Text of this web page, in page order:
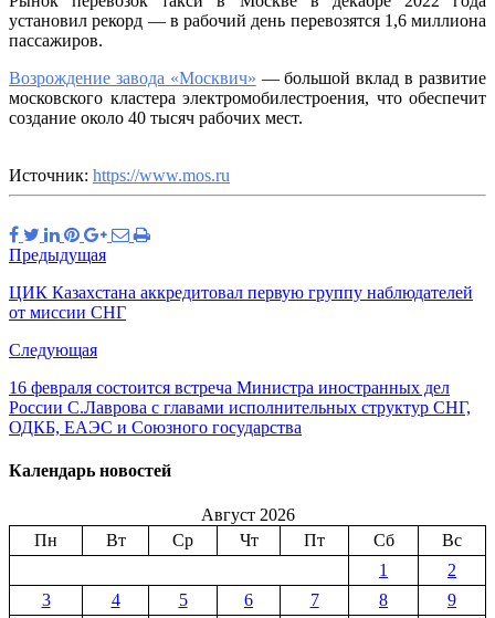
установил рекорд — в рабочий день перевозятся 1,6 миллиона
пассажиров.
Возрождение завода «Москвич» — большой вклад в развитие
московского кластера электромобилестроения, что обеспечит
создание около 40 тысяч рабочих мест.
Источник: https://www.mos.ru
Предыдущая
ЦИК Казахстана аккредитовал первую группу наблюдателей
от миссии СНГ
Следующая
16 февраля состоится встреча Министра иностранных дел
России С.Лаврова с главами исполнительных структур СНГ,
ОДКБ, ЕАЭС и Союзного государства
Календарь новостей
Август 2026
Пн
Вт Ср Чт Пт Сб
Вс
1
2
3
4 5 6 7 8
9